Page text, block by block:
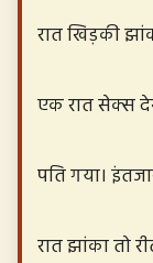
रात खिड़की
एक रात सेक्स
पति गया।
रात झांका तो